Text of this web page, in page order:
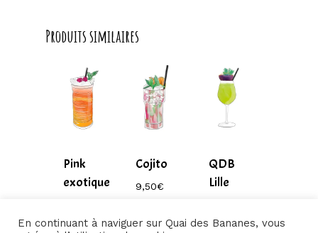
Produits similaires
Pink
exotique
220,00€
Cojito
9,50€
Plage
QDB
Lille
–
220,00€
En continuant à naviguer sur Quai des Bananes, vous